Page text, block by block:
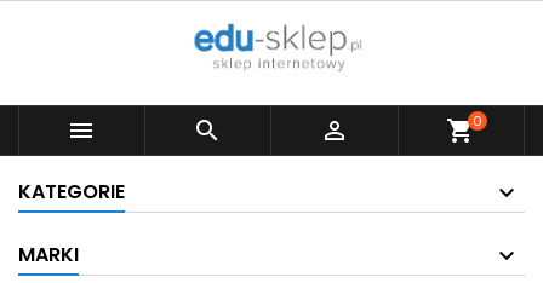
   shopping_cart0
KATEGORIE
MARKI